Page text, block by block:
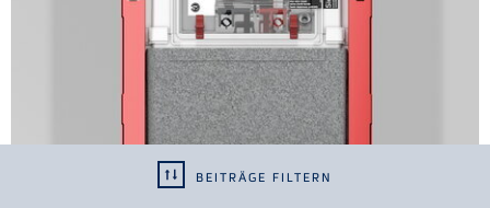
BEITRÄGE FILTERN